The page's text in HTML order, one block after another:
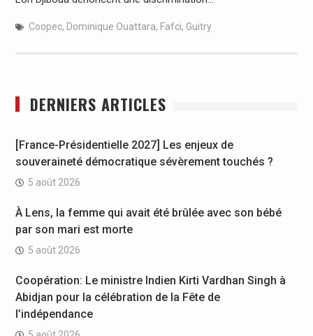
Coopec, Dominique Ouattara, Fafci, Guitry
DERNIERS ARTICLES
[France-Présidentielle 2027] Les enjeux de
souveraineté démocratique sévèrement touchés ?
5 août 2026
À Lens, la femme qui avait été brûlée avec son bébé
par son mari est morte
5 août 2026
Coopération: Le ministre Indien Kirti Vardhan Singh à
Abidjan pour la célébration de la Fête de
l’indépendance